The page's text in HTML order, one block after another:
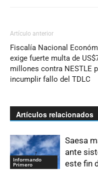
Artículo anterior
Fiscalía Nacional
exige fuerte multa de
millones contra NESTLE
incumplir fallo del TDLC
Artículos relacionados
Informando
Primero
Saesa
ante
este fin